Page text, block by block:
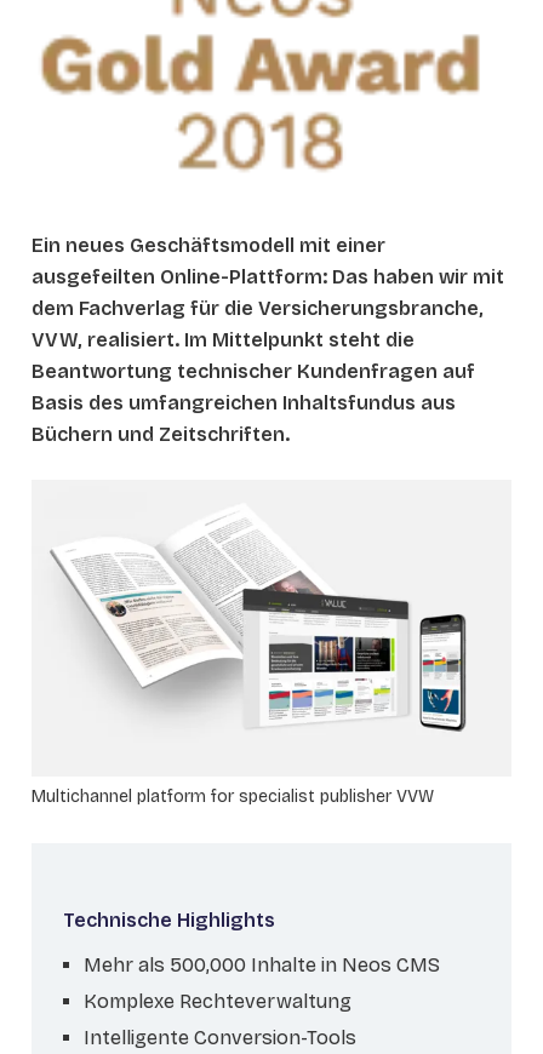
Ein neues Geschäftsmodell mit einer
ausgefeilten Online-Plattform: Das haben wir mit
dem Fachverlag für die Versicherungsbranche,
VVW, realisiert. Im Mittelpunkt steht die
Beantwortung technischer Kundenfragen auf
Basis des umfangreichen Inhaltsfundus aus
Büchern und Zeitschriften.
Multichannel platform for specialist publisher VVW
Technische Highlights
Mehr als 500,000 Inhalte in Neos CMS
Komplexe Rechteverwaltung
Intelligente Conversion-Tools